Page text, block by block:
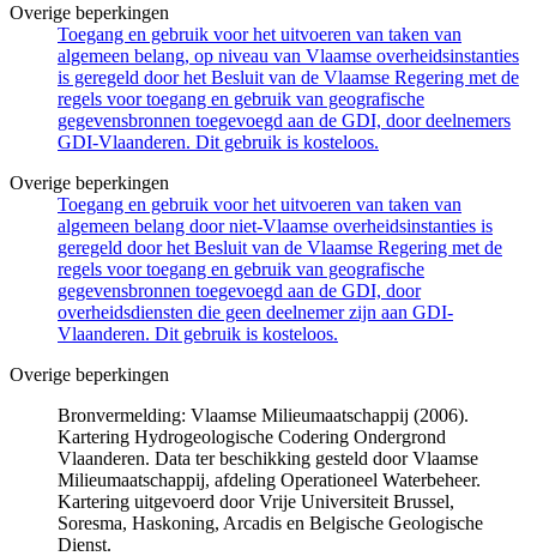
Overige beperkingen
Toegang en gebruik voor het uitvoeren van taken van
algemeen belang, op niveau van Vlaamse overheidsinstanties
is geregeld door het Besluit van de Vlaamse Regering met de
regels voor toegang en gebruik van geografische
gegevensbronnen toegevoegd aan de GDI, door deelnemers
GDI-Vlaanderen. Dit gebruik is kosteloos.
Overige beperkingen
Toegang en gebruik voor het uitvoeren van taken van
algemeen belang door niet-Vlaamse overheidsinstanties is
geregeld door het Besluit van de Vlaamse Regering met de
regels voor toegang en gebruik van geografische
gegevensbronnen toegevoegd aan de GDI, door
overheidsdiensten die geen deelnemer zijn aan GDI-
Vlaanderen. Dit gebruik is kosteloos.
Overige beperkingen
Bronvermelding: Vlaamse Milieumaatschappij (2006).
Kartering Hydrogeologische Codering Ondergrond
Vlaanderen. Data ter beschikking gesteld door Vlaamse
Milieumaatschappij, afdeling Operationeel Waterbeheer.
Kartering uitgevoerd door Vrije Universiteit Brussel,
Soresma, Haskoning, Arcadis en Belgische Geologische
Dienst.